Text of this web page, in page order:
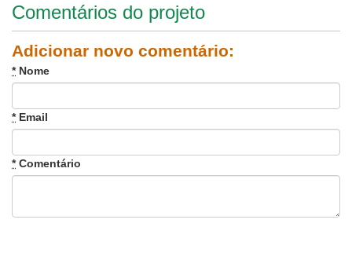
Comentários do projeto
Adicionar novo comentário:
*Nome
*Email
*Comentário